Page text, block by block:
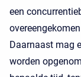
een
Daarnaast mag
worden